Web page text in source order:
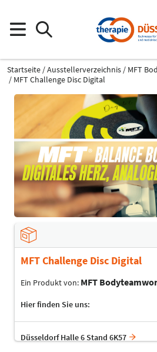
Startseite Ausstellerverzeichnis
MFT
MFT Challenge Disc Digital
MFT Challenge Disc Digital
Ein Produkt von: MFT
Hier finden Sie uns:
Düsseldorf Halle 6 Stand 6K57